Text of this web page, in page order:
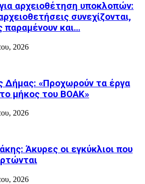
αρχειοθέτηση υποκλοπών:
συνεχίζονται,
παραμένουν και…
2026
Δήμας: «Προχωρούν τα έργα
μήκος του ΒΟΑΚ»
2026
Άκυρες οι εγκύκλιοι που
2026